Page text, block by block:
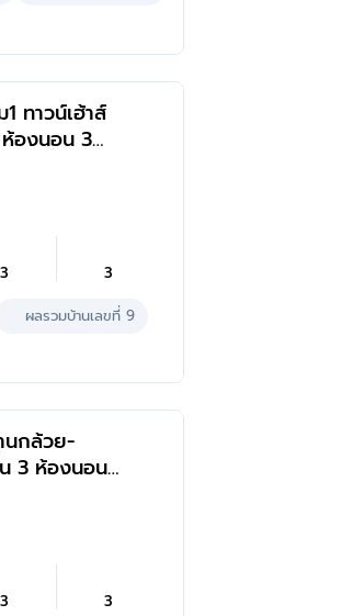
ทาวน์เฮ้าส์
องนอน 3
ษม เดิน
ยาบาล
3 3
ผลรวมบ้านเลขที่ 9
นกล้วย-
3 ห้องนอน
ยกว้าง
กล้วย-
าบาลและ
3 3